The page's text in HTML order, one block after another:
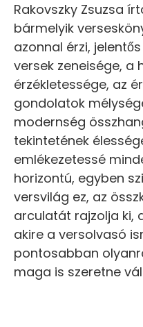
Rakovszky Zsuzsa
bármelyik
azonnal érzi,
versek zeneisége, a
érzékletessége, az
gondolatok
modernség
tekintetének
emlékezetessé
horizontú, egyben
versvilág ez, az
arculatát rajzolja ki,
akire a versolvasó
pontosabban
maga is szeretne